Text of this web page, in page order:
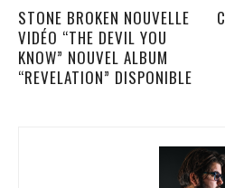
STONE BROKEN NOUVELLE
VIDÉO “THE DEVIL YOU
KNOW” NOUVEL ALBUM
“REVELATION” DISPONIBLE